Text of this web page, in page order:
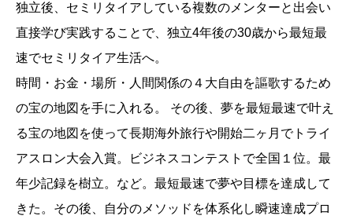
独立後、セミリタイアしている複数のメンターと出会い
直接学び実践することで、独立4年後の30歳から最短最
速でセミリタイア生活へ。
時間・お金・場所・人間関係の４大自由を謳歌するため
の宝の地図を手に入れる。 その後、夢を最短最速で叶え
る宝の地図を使って長期海外旅行や開始二ヶ月でトライ
アスロン大会入賞。ビジネスコンテストで全国１位。最
年少記録を樹立。など。最短最速で夢や目標を達成して
きた。その後、自分のメソッドを体系化し瞬速達成プロ